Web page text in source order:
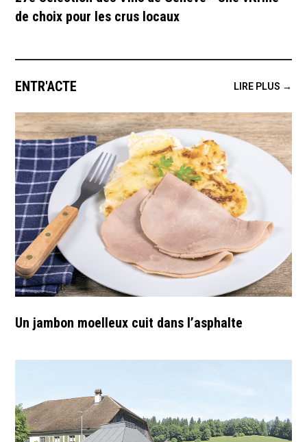
de choix pour les crus locaux
ENTR'ACTE LIRE PLUS →
Un jambon moelleux cuit dans l’asphalte